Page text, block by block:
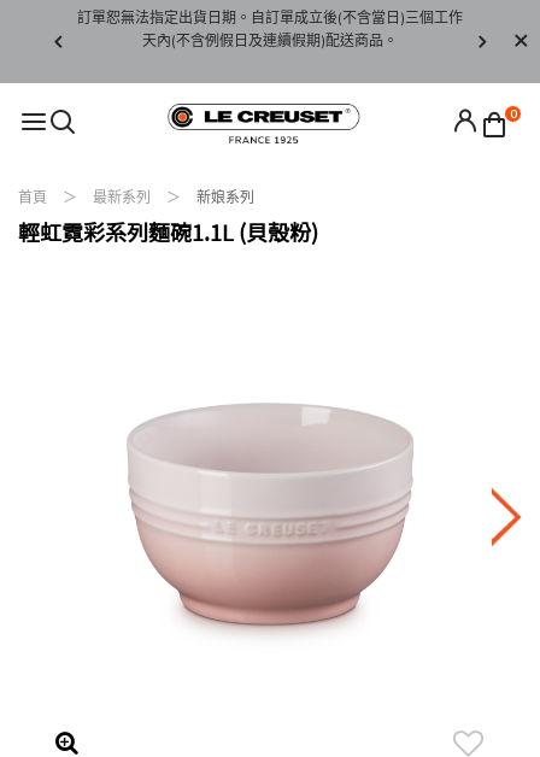
下水)，若
訂單恕無法指定出貨日期。自訂單成立後(不含當日)三個工作
天內(不含例假日及連續假期)配送商品。
請至
0
首頁 最新系列 新娘系列
輕虹霓彩系列麵碗1.1L (貝殼粉)